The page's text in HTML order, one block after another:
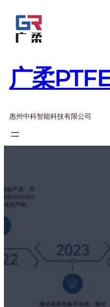
广柔
惠州中科智能科技有限公司